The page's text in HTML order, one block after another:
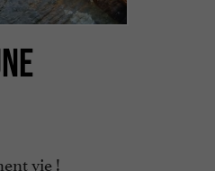
vie !